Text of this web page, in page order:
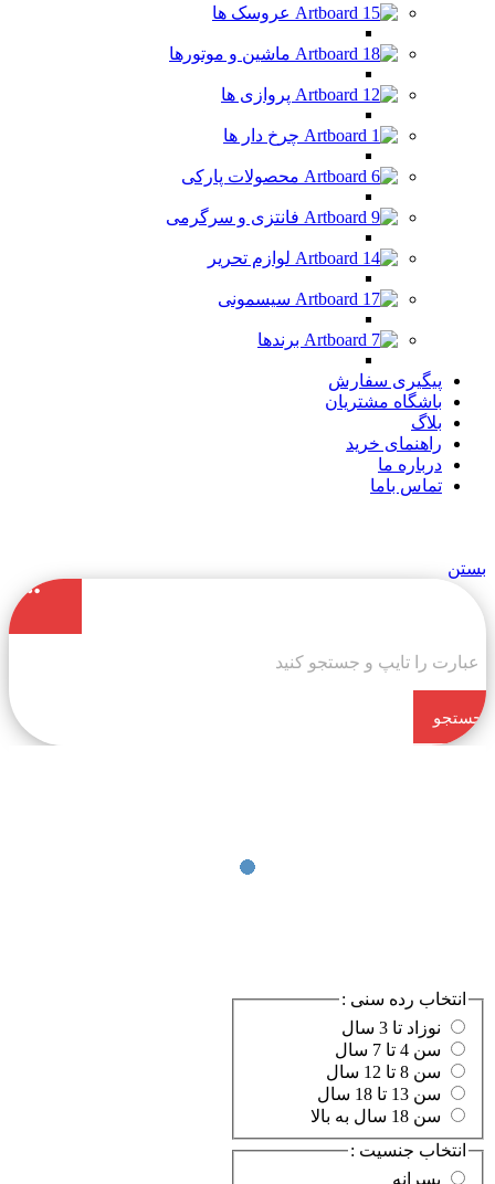
عروسک ها
ماشین و موتورها
پروازی ها
چرخ دار ها
محصولات پارکی
فانتزی و سرگرمی
لوازم تحریر
سیسمونی
برندها
پیگیری سفارش
باشگاه مشتریان
بلاگ
راهنمای خرید
درباره ما
تماس باما
بستن
جستجو
انتخاب رده سنی :
انتخاب جنسیت :